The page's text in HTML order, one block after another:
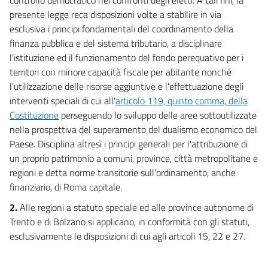
18
CAPO VII
PATRIMONIO
DI REGIONI ED ENTI LOCALI
19
CAPO VIII
NORME TRANSITORIE E FINALI
20
21
22
23
25
26
presente legge reca disposizioni volte a stabilire in via
esclusiva i principi fondamentali del coordinamento della
finanza pubblica e del sistema tributario, a disciplinare
l'istituzione ed il funzionamento del fondo perequativo per i
territori con minore capacità fiscale per abitante nonché
l'utilizzazione delle risorse aggiuntive e l'effettuazione degli
interventi speciali di cui all'articolo 119, quinto comma, della
Costituzione perseguendo lo sviluppo delle aree sottoutilizzate
nella prospettiva del superamento del dualismo economico del
Paese. Disciplina altresì i principi generali per l'attribuzione di
un proprio patrimonio a comuni, province, città metropolitane e
regioni e detta norme transitorie sull'ordinamento, anche
finanziario, di Roma capitale.
2.Alle regioni a statuto speciale ed alle province autonome di
Trento e di Bolzano si applicano, in conformità con gli statuti,
esclusivamente le disposizioni di cui agli articoli 15, 22 e 27.